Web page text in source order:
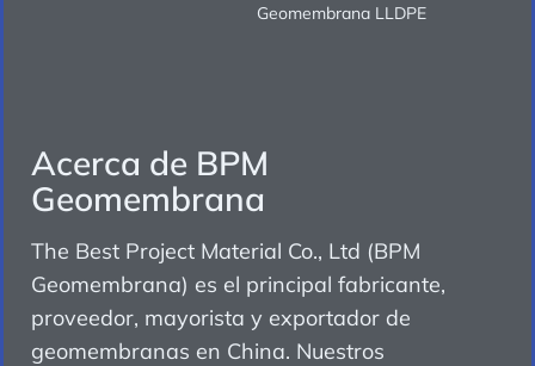
Acerca de BPM
Geomembrana
The Best Project Material Co., Ltd (BPM
Geomembrana) es el principal fabricante,
proveedor, mayorista y exportador de
geomembranas en China. Nuestros
Geomembrana LLDPE